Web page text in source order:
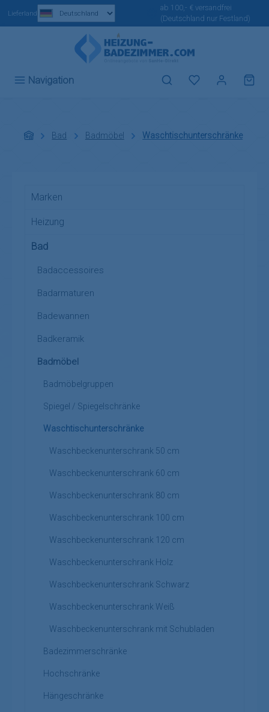
Zum Hauptinhalt springen
Lieferland
ab 100,- € versandfrei
(Deutschland nur Festland)
Navigation Du hast 0
Bad Badmöbel Waschtischunterschränke
Marken
Heizung
Bad
Badaccessoires
Badarmaturen
Badewannen
Badkeramik
Badmöbel
Badmöbelgruppen
Spiegel / Spiegelschränke
Waschtischunterschränke
Waschbeckenunterschrank 50 cm
Waschbeckenunterschrank 60 cm
Waschbeckenunterschrank 80 cm
Waschbeckenunterschrank 100 cm
Waschbeckenunterschrank 120 cm
Waschbeckenunterschrank Holz
Waschbeckenunterschrank Schwarz
Waschbeckenunterschrank Weiß
Waschbeckenunterschrank mit Schubladen
Badezimmerschränke
Hochschränke
Hängeschränke